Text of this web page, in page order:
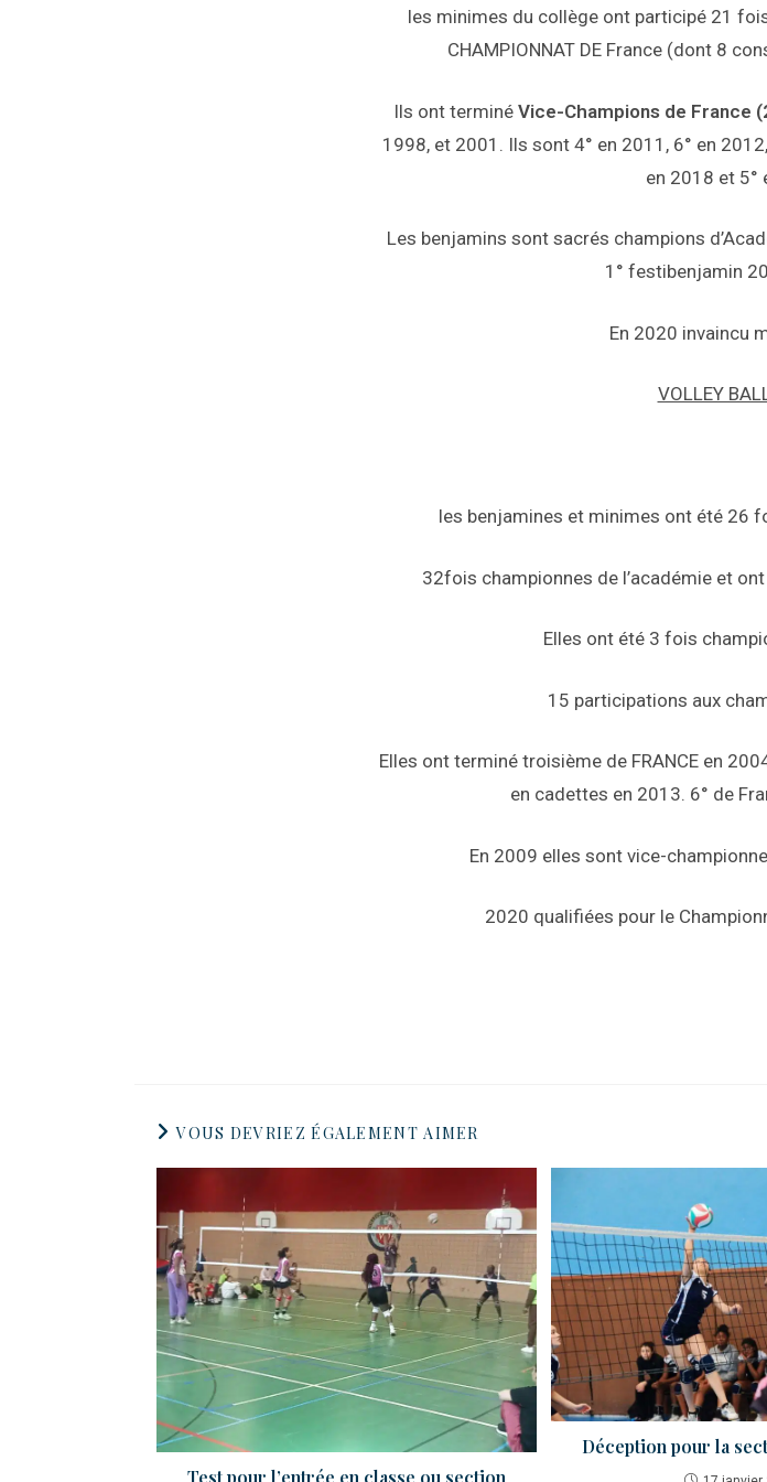
les minimes du collège ont participé 21
CHAMPIONNAT DE France (dont 8
Ils ont terminé Vice-Champions de France
1998, et 2001. Ils sont 4° en 2011, 6° en
en 2018 et 5°
Les benjamins sont sacrés champions
1° festibenjamin
En 2020 invaincu
VOLLEY
les benjamines et minimes ont été 26
32fois championnes de l’académie et
Elles ont été 3 fois
15 participations aux
Elles ont terminé troisième de FRANCE en
en cadettes en 2013. 6° de
En 2009 elles sont vice-
2020 qualifiées pour le
VOUS DEVRIEZ ÉGALEMENT AIMER
Test pour l’entrée en classe ou section
Déception pour la